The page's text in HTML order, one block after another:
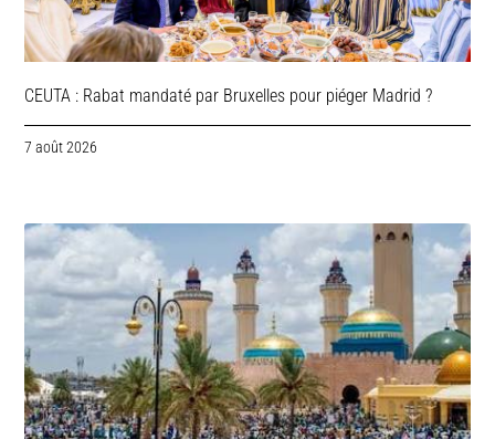
CEUTA : Rabat mandaté par Bruxelles pour piéger Madrid ?
7 août 2026